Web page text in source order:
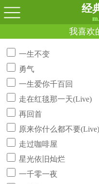
经
我喜欢
一生不变
勇气
一生爱你千百回
走在红毯那一天(Live)
再回首
原来你什么都不要(Live)
走过咖啡屋
星光依旧灿烂
一千零一夜